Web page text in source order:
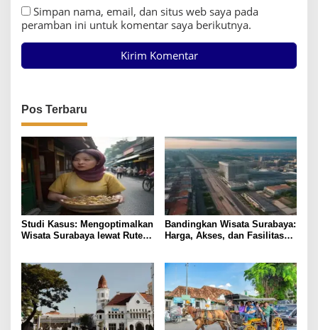
Simpan nama, email, dan situs web saya pada
peramban ini untuk komentar saya berikutnya.
Pos Terbaru
Studi Kasus: Mengoptimalkan
Wisata Surabaya lewat Rute
Bandingkan Wisata Surabaya:
Harga, Akses, dan Fasilitas